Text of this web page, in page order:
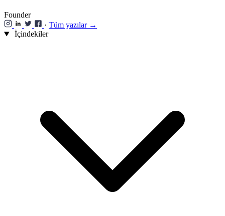
Founder
· Tüm yazılar →
İçindekiler